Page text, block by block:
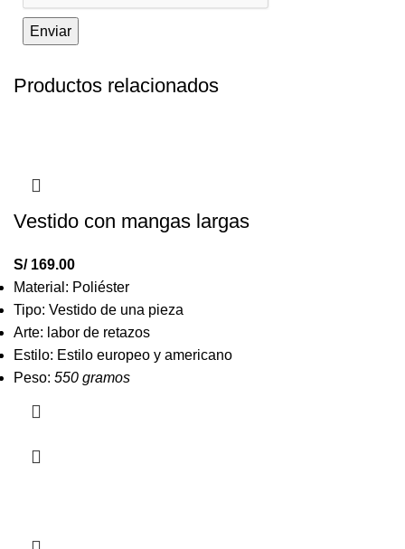
Productos relacionados
Vestido con mangas largas
S/169.00
Material: Poliéster
Tipo: Vestido de una pieza
Arte: labor de retazos
Estilo: Estilo europeo y americano
Peso: 550 gramos